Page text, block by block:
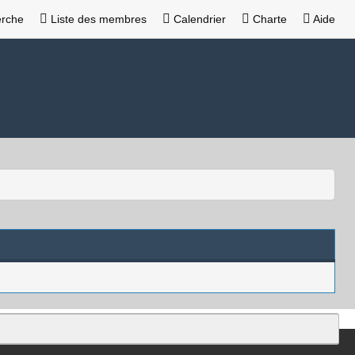
Liste des membres Calendrier Charte Aide